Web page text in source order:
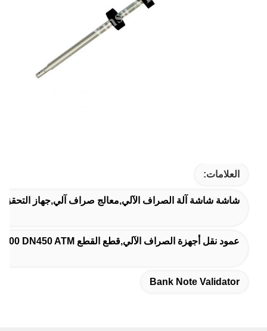
العلامات:
شاشة شاشة آلة الصراف الآلي,معالج صراف آلي,جهاز
عمود نقل أجهزة الصراف الآلي,قطع القطع DN200 DN450 ATM,عمود نقل أجهزة الصراف الآلي 24x9
Bank Note Validator